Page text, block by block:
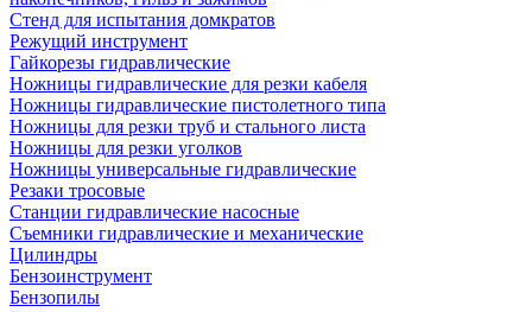
Стенд для испытания домкратов
Режущий инструмент
Гайкорезы гидравлические
Ножницы гидравлические для резки кабеля
Ножницы гидравлические пистолетного типа
Ножницы для резки труб и стального листа
Ножницы для резки уголков
Ножницы универсальные гидравлические
Резаки тросовые
Станции гидравлические насосные
Съемники гидравлические и механические
Цилиндры
Бензоинструмент
Бензопилы